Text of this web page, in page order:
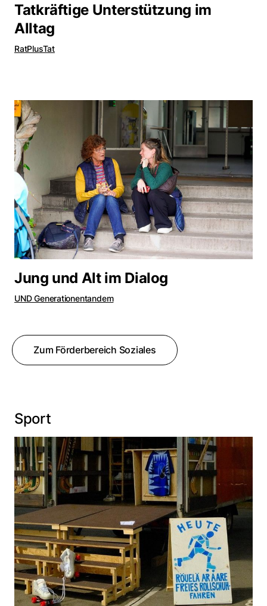
Tatkräftige Unterstützung im
Alltag
RatPlusTat
Jung und Alt im Dialog
UND Generationentandem
Zum Förderbereich Soziales
Sport